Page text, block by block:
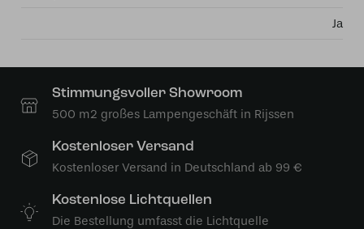
Ja
Stimmungsvoller Showroom
500 m2 großes Lampengeschäft in Rijssen
Kostenloser Versand
Kostenloser Versand in Deutschland ab 99 €
Kostenlose Lichtquellen
Die Bestellung umfasst die Lichtquelle